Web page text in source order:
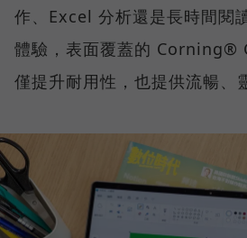
作、Excel 分析還是長時間閱
體驗，表面覆蓋的
僅提升耐用性，也提供流暢、